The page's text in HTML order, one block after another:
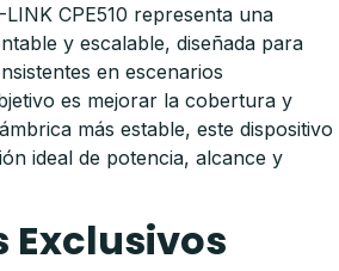
CPE510 representa una
y escalable, diseñada para
en escenarios
es mejorar la cobertura y
más estable, este dispositivo
ideal de potencia, alcance y
Exclusivos